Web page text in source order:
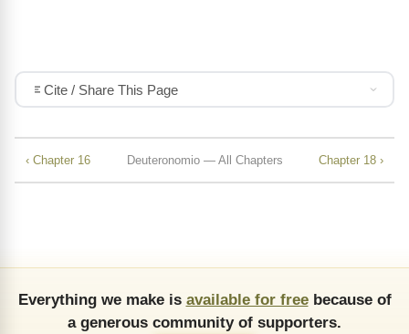
Cite / Share This Page
‹ Chapter 16 Deuteronomio — All Chapters Chapter 18 ›
Everything we make is available for freebecause of
a generous community of supporters.